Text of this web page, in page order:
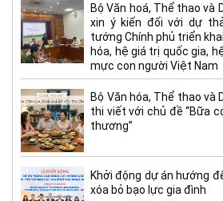
Bộ Văn hoá, Thể thao và
xin ý kiến đối với dự
tướng Chính phủ triển
hóa, hệ giá trị quốc gia,
mực con người Việt Nam
Bộ Văn hóa, Thể thao và
thi viết với chủ đề “Bữa
thương”
Khởi động dự án hướng
xóa bỏ bạo lực gia đình